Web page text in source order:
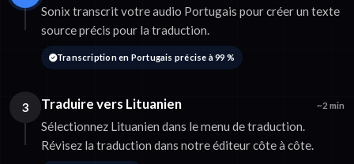
Sonix transcrit votre audio Portugais pour créer un texte
source précis pour la traduction.
Transcription en Portugais précise à 99 %
3 Traduire vers Lituanien ~2 min
Sélectionnez Lituanien dans le menu de traduction.
Révisez la traduction dans notre éditeur côte à côte.